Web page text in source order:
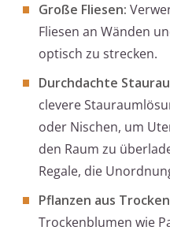
Große Fliesen:
Fliesen an Wänden
optisch zu strecken.
Durchdachte
clevere
oder Nischen, um
den Raum zu
Regale, die
Pflanzen aus
Trockenblumen wie